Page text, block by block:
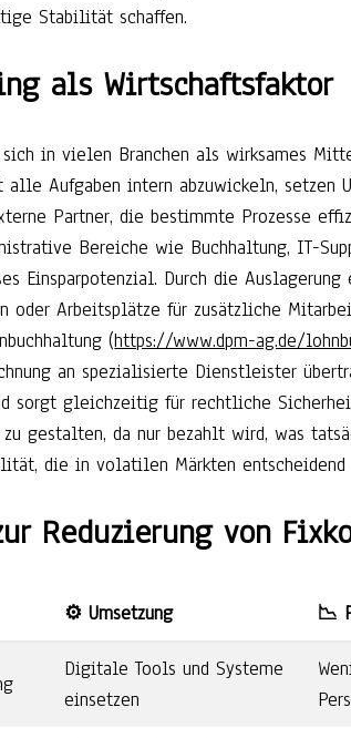
Stabilität schaffen.
als Wirtschaftsfaktor
sich in vielen Branchen als wirksames
alle Aufgaben intern abzuwickeln, setzen
Partner, die bestimmte Prozesse
Bereiche wie Buchhaltung, IT-
Einsparpotenzial. Durch die Auslagerung
oder Arbeitsplätze für zusätzliche
(https://www.dpm-ag.de/
an spezialisierte Dienstleister
sorgt gleichzeitig für rechtliche
gestalten, da nur bezahlt wird, was
die in volatilen Märkten entscheidend
Reduzierung von
⚙️ Umsetzung 📉
Digitale Tools und Systeme
einsetzen